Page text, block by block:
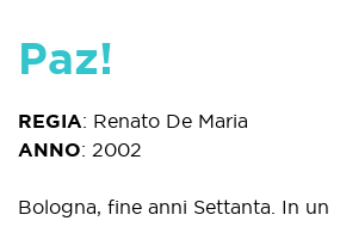
Paz!
REGIA: Renato De Maria
ANNO: 2002
Bologna, fine anni Settanta. In un